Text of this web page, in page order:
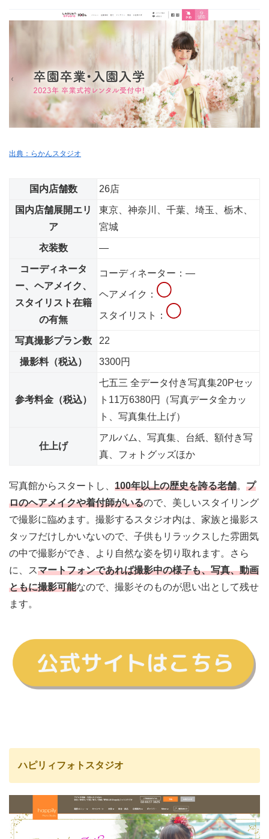
出典：らかんスタジオ
国内店舗数 26店
国内店舗展開エリ
ア
東京、神奈川、千葉、埼玉、栃木、
宮城
衣装数 ―
コーディネータ
ー、ヘアメイク、
スタイリスト在籍
の有無
コーディネーター：―
ヘアメイク：
スタイリスト：
写真撮影プラン数 22
撮影料（税込） 3300円
参考料金（税込）
七五三 全データ付き写真集20Pセッ
ト11万6380円（写真データ全カッ
ト、写真集仕上げ）
仕上げ
アルバム、写真集、台紙、額付き写
真、フォトグッズほか
写真館からスタートし、 100年以上の歴史を誇る老舗。 プ
ロのヘアメイクや着付師がいるので、美しいスタイリング
で撮影に臨めます。撮影するスタジオ内は、家族と撮影ス
タッフだけしかいないので、子供もリラックスした雰囲気
の中で撮影ができ、より自然な姿を切り取れます。さら
に、スマートフォンであれば撮影中の様子も、写真、動画
ともに撮影可能なので、撮影そのものが思い出として残せ
ます。
ハピリィフォトスタジオ